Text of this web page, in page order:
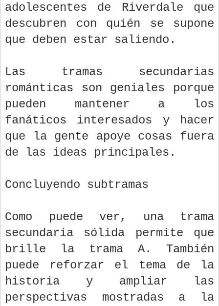
adolescentes de Riverdale que
descubren con quién se supone
que deben estar saliendo.
Las tramas secundarias
románticas son geniales porque
pueden mantener a los
fanáticos interesados ​​y hacer
que la gente apoye cosas fuera
de las ideas principales.
Concluyendo subtramas
Como puede ver, una trama
secundaria sólida permite que
brille la trama A. También
puede reforzar el tema de la
historia y ampliar las
perspectivas mostradas a la